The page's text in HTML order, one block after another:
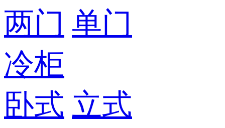
两门 单门
冷柜
卧式 立式